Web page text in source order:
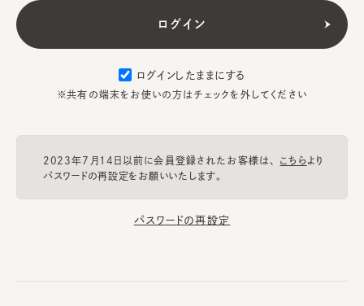
ログインしたままにする
※共有の端末をお使いの方はチェックを外してください
2023年7月14日以前に会員登録されたお客様は、 こちらより
パスワードの再設定をお願いいたします。
パスワードの再設定